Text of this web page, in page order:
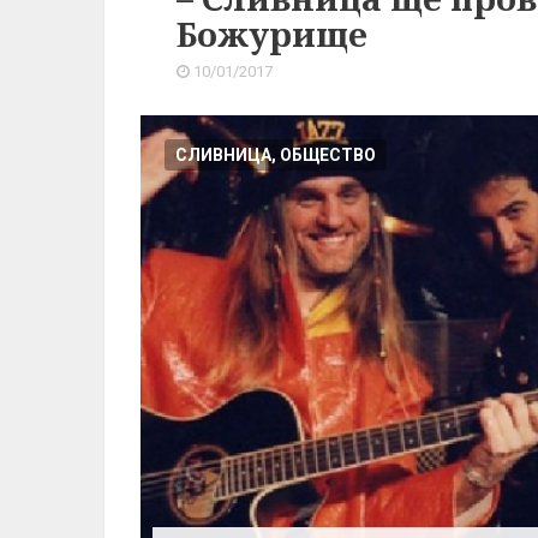
Божурище
10/01/2017
СЛИВНИЦА, ОБЩЕСТВО